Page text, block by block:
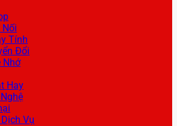
Nối
Tính
Đổi
Nhớ
Hay
Vụ